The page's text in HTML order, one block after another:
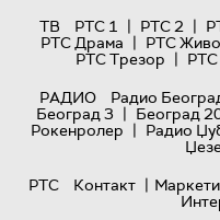
ТВ
РТС 1 | РТС 2 |
РТС Драма | РТС
РТС Трезор | РТС
РАДИО
Радио
Београд 3 | Београд
Рокенролер | Радио
РТС
Контакт |